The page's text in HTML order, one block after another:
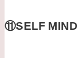
⑪SELF MIND